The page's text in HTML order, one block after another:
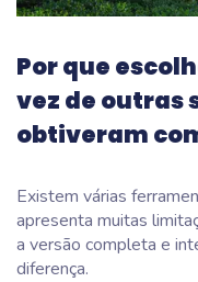
Por que
vez de outras
obtiveram
Existem várias
apresenta muitas
a versão completa e
diferença.